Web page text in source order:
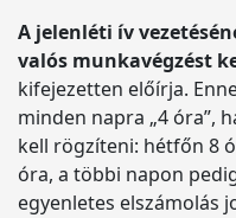
A jelenléti ív
valós munkavégzést
kifejezetten előírja.
minden napra „4 óra”,
kell rögzíteni: hétfőn 8
óra, a többi napon
egyenletes elszámolás